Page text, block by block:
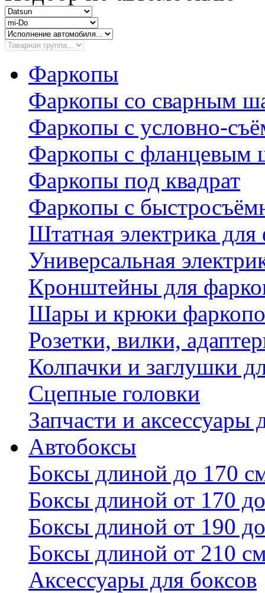
Фаркопы
Фаркопы со сварным
Фаркопы с условно-
Фаркопы с фланцевым
Фаркопы под квадрат
Фаркопы с
Штатная электрика
Универсальная
Кронштейны для
Шары и крюки
Розетки, вилки,
Колпачки и заглушки
Сцепные головки
Запчасти и аксессуары
Автобоксы
Боксы длиной до 170
Боксы длиной от 170
Боксы длиной от 190
Боксы длиной от 210
Аксессуары для боксов